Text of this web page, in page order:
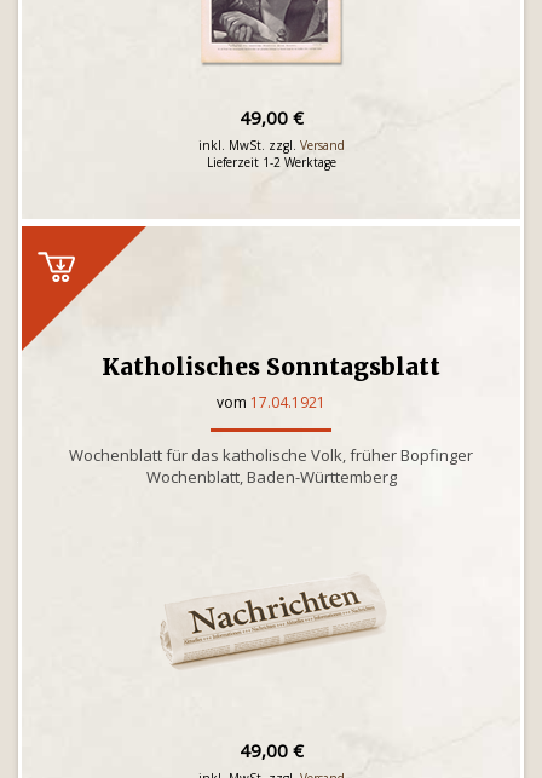
49,00 €
inkl. MwSt. zzgl. Versand
Lieferzeit 1-2 Werktage
Katholisches Sonntagsblatt
vom 17.04.1921
Wochenblatt für das katholische Volk, früher Bopfinger
Wochenblatt, Baden-Württemberg
49,00 €